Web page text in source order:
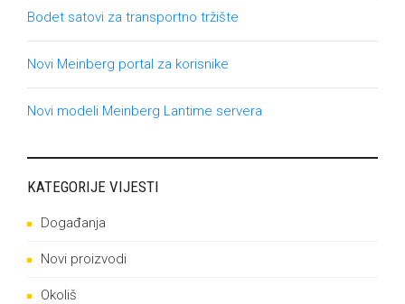
Bodet satovi za transportno tržište
Novi Meinberg portal za korisnike
Novi modeli Meinberg Lantime servera
KATEGORIJE VIJESTI
Događanja
Novi proizvodi
Okoliš